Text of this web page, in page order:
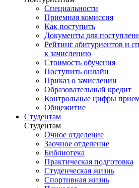
Специальности
Приемная комиссия
Как поступить
Документы для
Рейтинг абитуриентов и
к зачислению
Стоимость обучения
Поступить онлайн
Приказ о зачислении
Образовательный кредит
Контрольные цифры
Общежитие
Студентам
Студентам
Очное отделение
Заочное отделение
Библиотека
Практическая подготовка
Студенческая жизнь
Спортивная жизнь